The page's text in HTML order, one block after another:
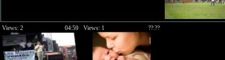
04:59
Views: 2 ??.??
Views: 1